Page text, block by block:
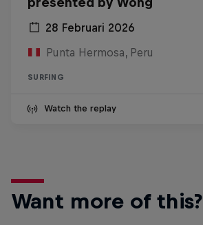
28 Februari 2026
Punta Hermosa, Peru
SURFING
Watch the replay
Want more of this?